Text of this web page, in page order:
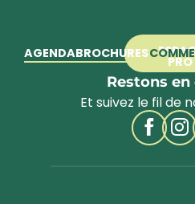
AGENDABROCHURES
PRO
Restons
Et suivez le fil de